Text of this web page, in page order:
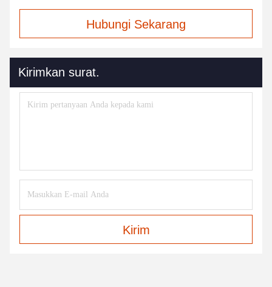
Hubungi Sekarang
Kirimkan surat.
Kirim